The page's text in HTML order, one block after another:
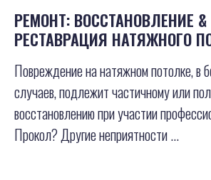
РЕМОНТ: ВОССТАНОВЛЕНИЕ &
РЕСТАВРАЦИЯ НАТЯЖНОГО
Повреждение на натяжном потолке, в
случаев, подлежит частичному или
восстановлению при участии
Прокол? Другие неприятности ...